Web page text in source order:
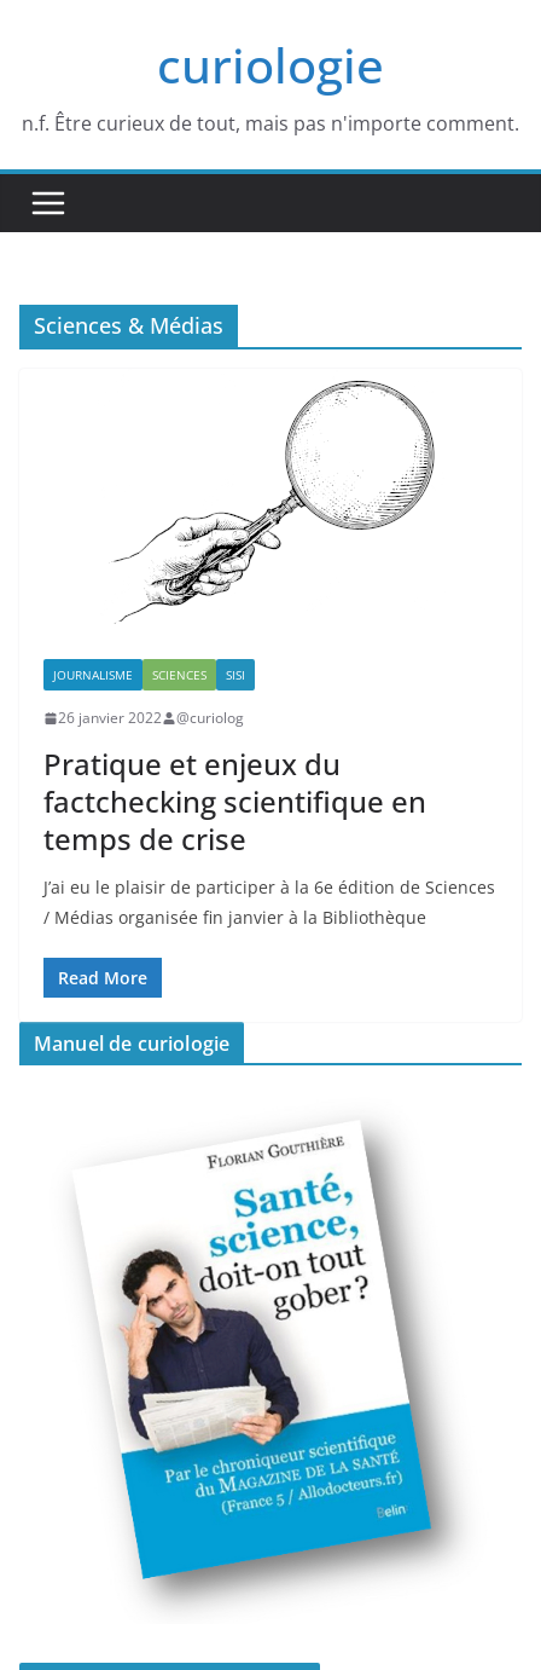
curiologie
n.f. Être curieux de tout, mais pas n'importe comment.
Sciences & Médias
JOURNALISME SCIENCES SISI
26 janvier 2022 @curiolog
Pratique et enjeux du
factchecking scientifique en
temps de crise
J’ai eu le plaisir de participer à la 6e édition de Sciences
/ Médias organisée fin janvier à la Bibliothèque
Read More
Manuel de curiologie